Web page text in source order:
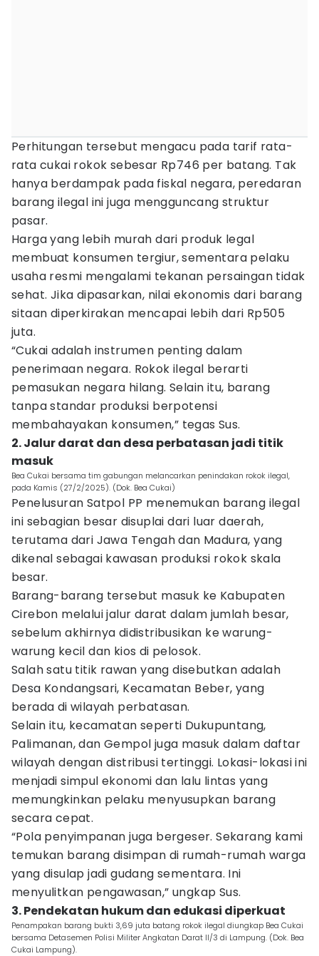
Perhitungan tersebut mengacu pada tarif rata-
rata cukai rokok sebesar Rp746 per batang. Tak
hanya berdampak pada fiskal negara, peredaran
barang ilegal ini juga mengguncang struktur
pasar.
Harga yang lebih murah dari produk legal
membuat konsumen tergiur, sementara pelaku
usaha resmi mengalami tekanan persaingan tidak
sehat. Jika dipasarkan, nilai ekonomis dari barang
sitaan diperkirakan mencapai lebih dari Rp505
juta.
“Cukai adalah instrumen penting dalam
penerimaan negara. Rokok ilegal berarti
pemasukan negara hilang. Selain itu, barang
tanpa standar produksi berpotensi
membahayakan konsumen,” tegas Sus.
2. Jalur darat dan desa perbatasan jadi titik
masuk
Bea Cukai bersama tim gabungan melancarkan penindakan rokok ilegal,
pada Kamis (27/2/2025). (Dok. Bea Cukai)
Penelusuran Satpol PP menemukan barang ilegal
ini sebagian besar disuplai dari luar daerah,
terutama dari Jawa Tengah dan Madura, yang
dikenal sebagai kawasan produksi rokok skala
besar.
Barang-barang tersebut masuk ke Kabupaten
Cirebon melalui jalur darat dalam jumlah besar,
sebelum akhirnya didistribusikan ke warung-
warung kecil dan kios di pelosok.
Salah satu titik rawan yang disebutkan adalah
Desa Kondangsari, Kecamatan Beber, yang
berada di wilayah perbatasan.
Selain itu, kecamatan seperti Dukupuntang,
Palimanan, dan Gempol juga masuk dalam daftar
wilayah dengan distribusi tertinggi. Lokasi-lokasi ini
menjadi simpul ekonomi dan lalu lintas yang
memungkinkan pelaku menyusupkan barang
secara cepat.
“Pola penyimpanan juga bergeser. Sekarang kami
temukan barang disimpan di rumah-rumah warga
yang disulap jadi gudang sementara. Ini
menyulitkan pengawasan,” ungkap Sus.
3. Pendekatan hukum dan edukasi diperkuat
Penampakan barang bukti 3,69 juta batang rokok ilegal diungkap Bea Cukai
bersama Detasemen Polisi Militer Angkatan Darat II/3 di Lampung. (Dok. Bea
Cukai Lampung).